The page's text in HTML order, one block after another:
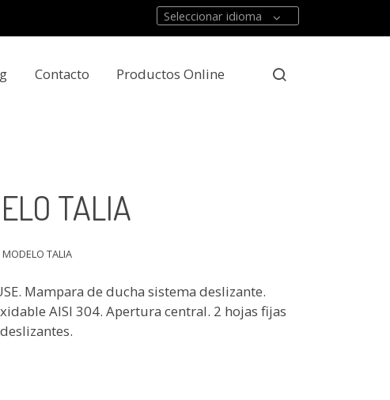
Seleccionar idioma
Contacto Productos Online
TALIA
MODELO TALIA
Mampara de ducha sistema deslizante.
AISI 304. Apertura central. 2 hojas fijas